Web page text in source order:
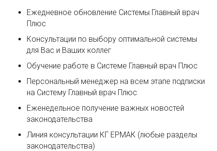
Ежедневное обновление Системы Главный врач
Плюс
Консультации по выбору оптимальной системы
для Вас и Ваших коллег
Обучение работе в Системе Главный врач Плюс
Персональный менеджер на всем этапе подписки
на Систему Главный врач Плюс
Еженедельное получение важных новостей
законодательства
Линия консультации КГ ЕРМАК (любые разделы
законодательства)